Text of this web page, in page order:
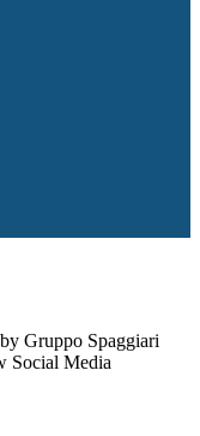
Gruppo Spaggiari
Social Media